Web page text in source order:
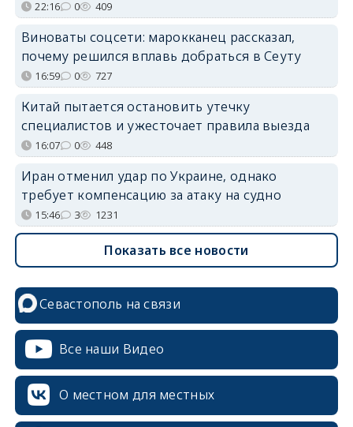
22:16 0 409
Виноваты соцсети: марокканец рассказал,
почему решился вплавь добраться в Сеуту
16:59 0 727
Китай пытается остановить утечку
специалистов и ужесточает правила выезда
16:07 0 448
Иран отменил удар по Украине, однако
требует компенсацию за атаку на судно
15:46 3 1231
Показать все новости
Севастополь на связи
Все наши Видео
О местном для местных